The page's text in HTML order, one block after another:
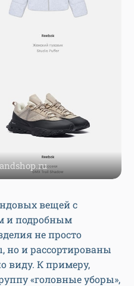
вещей с
и подробным
не просто
но и рассортированы
виду. К примеру,
«головные уборы»,